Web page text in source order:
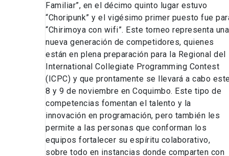
Familiar”, en el décimo quinto lugar estuvo
“Choripunk” y el vigésimo primer puesto fue
“Chirimoya con wifi”. Este torneo representa una
nueva generación de competidores, quienes
están en plena preparación para la Regional del
International Collegiate Programming Contest
(ICPC) y que prontamente se llevará a cabo
8 y 9 de noviembre en Coquimbo. Este tipo de
competencias fomentan el talento y la
innovación en programación, pero también les
permite a las personas que conforman los
equipos fortalecer su espíritu colaborativo,
sobre todo en instancias donde comparten con